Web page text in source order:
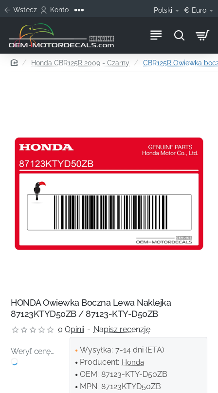
Wstecz Konto Polski € Euro
homeHonda CBR125R 2009 - Czarny CBR125R Owiewka
HONDA Owiewka Boczna Lewa Naklejka
87123KTYD50ZB / 87123-KTY-D50ZB
0 Opinii - Napisz recenzję
Weryf. cenę... Wysyłka: 7-14 dni (ETA)
Producent: Honda
OEM: 87123-KTY-D50ZB
MPN: 87123KTYD50ZB